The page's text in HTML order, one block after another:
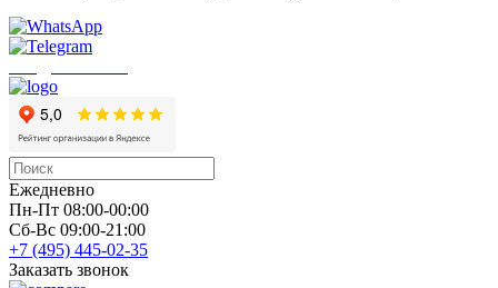
Ежедневно
Пн-Пт 08:00-00:00
Сб-Вс 09:00-21:00
+7 (495) 445-02-35
Заказать звонок